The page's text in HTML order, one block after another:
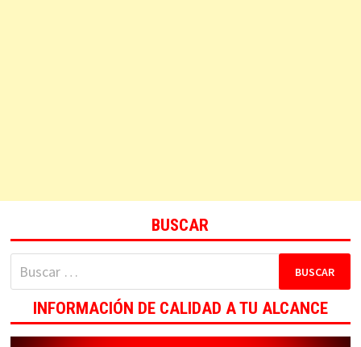
BUSCAR
Buscar:
INFORMACIÓN DE CALIDAD A TU ALCANCE